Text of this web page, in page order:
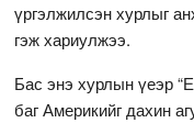
үргэлжилсэн хурлыг
гэж хариулжээ.
Бас энэ хурлын үеэр
баг Америкийг дахин